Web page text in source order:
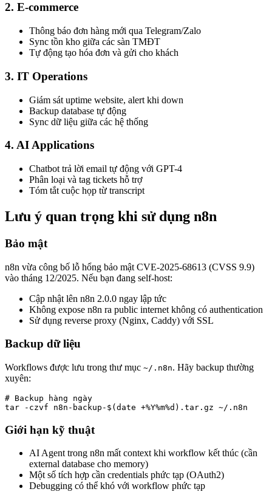
2. E-commerce
Thông báo đơn hàng mới qua Telegram/Zalo
Sync tồn kho giữa các sàn TMĐT
Tự động tạo hóa đơn và gửi cho khách
3. IT Operations
Giám sát uptime website, alert khi down
Backup database tự động
Sync dữ liệu giữa các hệ thống
4. AI Applications
Chatbot trả lời email tự động với GPT-4
Phân loại và tag tickets hỗ trợ
Tóm tắt cuộc họp từ transcript
Lưu ý quan trọng khi sử dụng n8n
Bảo mật
n8n vừa công bố lỗ hổng bảo mật CVE-2025-68613 (CVSS 9.9)
vào tháng 12/2025. Nếu bạn đang self-host:
Cập nhật lên n8n 2.0.0 ngay lập tức
Không expose n8n ra public internet không có authentication
Sử dụng reverse proxy (Nginx, Caddy) với SSL
Backup dữ liệu
Workflows được lưu trong thư mục ~/.n8n. Hãy backup thường
xuyên:
# Backup hàng ngày
tar -czvf n8n-backup-$(date +%Y%m%d).tar.gz ~/.n8n
Giới hạn kỹ thuật
AI Agent trong n8n mất context khi workflow kết thúc (cần
external database cho memory)
Một số tích hợp cần credentials phức tạp (OAuth2)
Debugging có thể khó với workflow phức tạp